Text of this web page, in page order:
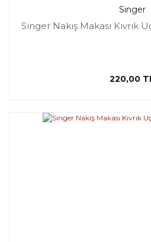
Singer
Singer Nakış Makası Kıvrık
220,00